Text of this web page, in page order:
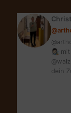
&
GEWINNSPIEL
dein